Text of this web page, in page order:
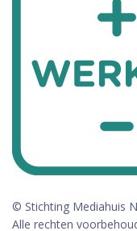
© Stichting Mediahuis
Alle rechten